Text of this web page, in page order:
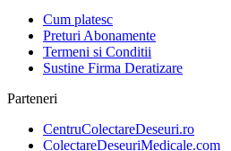
Cum platesc
Preturi Abonamente
Termeni si Conditii
Sustine Firma Deratizare
Parteneri
CentruColectareDeseuri.ro
ColectareDeseuriMedicale.com